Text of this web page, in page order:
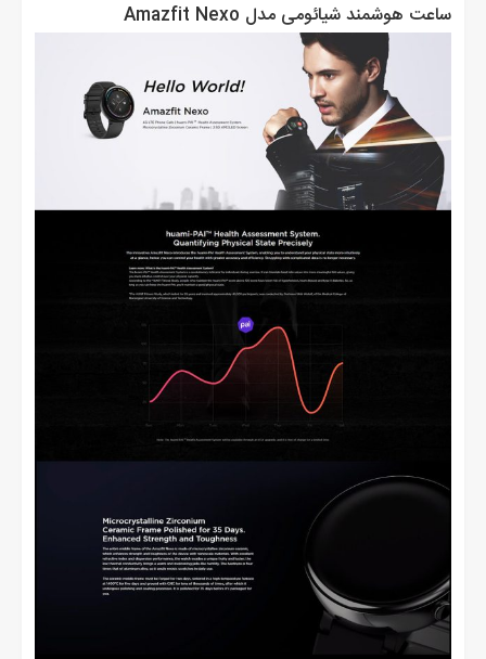
ساعت هوشمند شیائومی مدل Amazfit Nexo